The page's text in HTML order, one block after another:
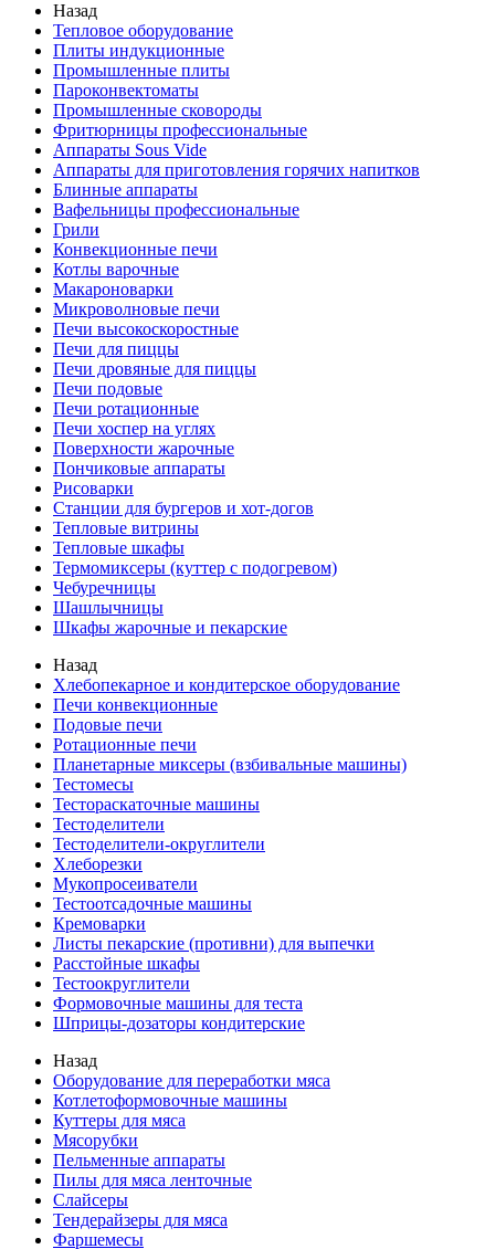
Назад
Тепловое оборудование
Плиты индукционные
Промышленные плиты
Пароконвектоматы
Промышленные сковороды
Фритюрницы профессиональные
Аппараты Sous Vide
Аппараты для приготовления горячих напитков
Блинные аппараты
Вафельницы профессиональные
Грили
Конвекционные печи
Котлы варочные
Макароноварки
Микроволновые печи
Печи высокоскоростные
Печи для пиццы
Печи дровяные для пиццы
Печи подовые
Печи ротационные
Печи хоспер на углях
Поверхности жарочные
Пончиковые аппараты
Рисоварки
Станции для бургеров и хот-догов
Тепловые витрины
Тепловые шкафы
Термомиксеры (куттер с подогревом)
Чебуречницы
Шашлычницы
Шкафы жарочные и пекарские
Назад
Хлебопекарное и кондитерское оборудование
Печи конвекционные
Подовые печи
Ротационные печи
Планетарные миксеры (взбивальные машины)
Тестомесы
Тестораскаточные машины
Тестоделители
Тестоделители-округлители
Хлеборезки
Мукопросеиватели
Тестоотсадочные машины
Кремоварки
Листы пекарские (противни) для выпечки
Расстойные шкафы
Тестоокруглители
Формовочные машины для теста
Шприцы-дозаторы кондитерские
Назад
Оборудование для переработки мяса
Котлетоформовочные машины
Куттеры для мяса
Мясорубки
Пельменные аппараты
Пилы для мяса ленточные
Слайсеры
Тендерайзеры для мяса
Фаршемесы